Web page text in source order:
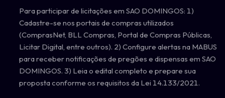
Para participar de licitações em SAO DOMINGOS: 1)
Cadastre-se nos portais de compras utilizados
(ComprasNet, BLL Compras, Portal de Compras Públicas,
Licitar Digital, entre outros). 2) Configure alertas na MABUS
para receber notificações de pregões e dispensas em SAO
DOMINGOS. 3) Leia o edital completo e prepare sua
proposta conforme os requisitos da Lei 14.133/2021.